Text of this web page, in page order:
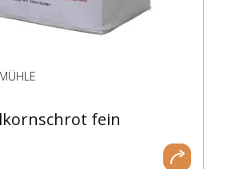
Bewertung von 0 von 5
fein